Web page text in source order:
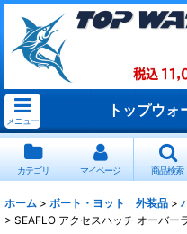
メニュー
トップウ
カテゴリ マイページ 商品検索
ホーム > ボート・ヨット 外装品 >
> SEAFLO アクセスハッチ オーバ